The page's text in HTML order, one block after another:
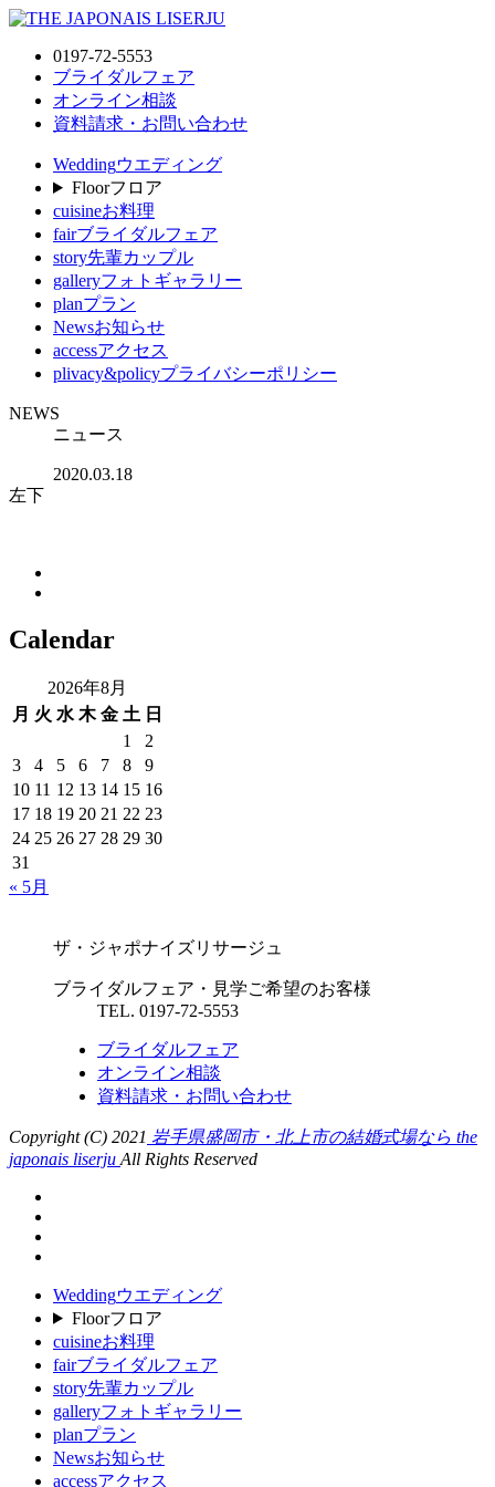
0197-72-5553
ブライダルフェア
オンライン相談
資料請求・お問い合わせ
Weddingウエディング
Floorフロア
cuisineお料理
fairブライダルフェア
story先輩カップル
galleryフォトギャラリー
planプラン
Newsお知らせ
accessアクセス
plivacy&policyプライバシーポリシー
NEWS
ニュース
2020.03.18
左下
Calendar
2026年8月
月 火 水 木 金 土 日
1
2
3
4 5 6 7 8
9
10 11 12 13 14 15 16
17 18 19 20 21 22 23
24 25 26 27 28 29 30
31
« 5月
ザ・ジャポナイズリサージュ
ブライダルフェア・見学ご希望のお客様
TEL. 0197-72-5553
ブライダルフェア
オンライン相談
資料請求・お問い合わせ
Copyright (C) 2021 岩手県盛岡市・北上市の結婚式場なら the
japonais liserju All Rights Reserved
Weddingウエディング
Floorフロア
cuisineお料理
fairブライダルフェア
story先輩カップル
galleryフォトギャラリー
planプラン
Newsお知らせ
accessアクセス